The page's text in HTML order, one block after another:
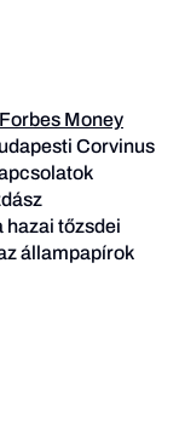
Forbes Money
Corvinus
hazai tőzsdei
állampapírok